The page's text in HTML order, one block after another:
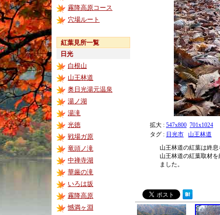
霧降高原コース
穴場ルート
紅葉見所一覧
日光
白根山
山王林道
奥日光湯元温泉
湯ノ湖
湯滝
光徳
戦場ガ原
竜頭ノ滝
中禅寺湖
華厳の滝
いろは坂
霧降高原
憾満ヶ淵
拡大 : 547x800 701x1024
タグ : 日光市
山王林道
山王林道の紅葉は終
山王林道の紅葉取材
ました。